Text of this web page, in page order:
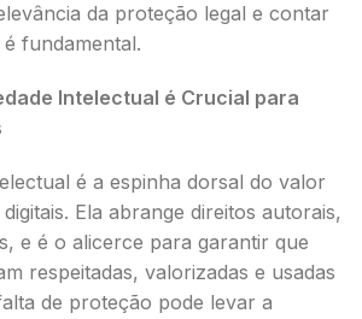
da proteção legal e contar
fundamental.
Intelectual é Crucial para
é a espinha dorsal do valor
Ela abrange direitos autorais,
e é o alicerce para garantir que
respeitadas, valorizadas e usadas
de proteção pode levar a